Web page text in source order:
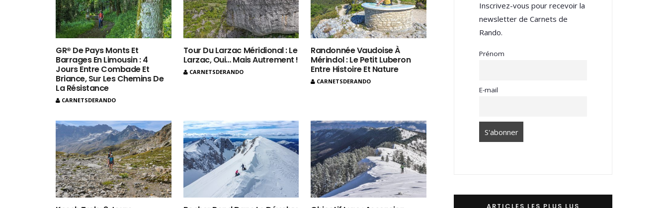
GR® De Pays Monts Et
Barrages En Limousin : 4
Jours Entre Combade Et
Briance, Sur Les Chemins De
La Résistance
CARNETSDERANDO
Tour Du Larzac Méridional : Le
Larzac, Oui… Mais Autrement !
CARNETSDERANDO
Randonnée Vaudoise À
Mérindol : Le Petit Luberon
Entre Histoire Et Nature
CARNETSDERANDO
Inscrivez-vous pour recevoir la
newsletter de Carnets de
Rando.
Prénom
E-mail